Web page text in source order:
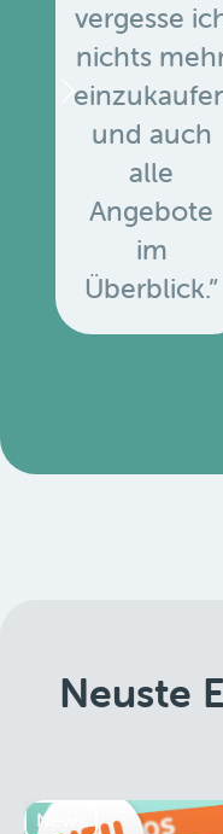
vergesse
nichts
und auch
alle
Angebote
im
Überblick.”
Neuste
News